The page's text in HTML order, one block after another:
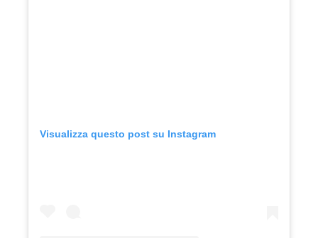
Visualizza questo post su Instagram